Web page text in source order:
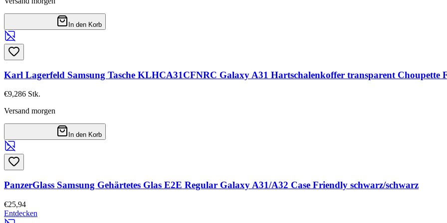
In den Korb
Karl Lagerfeld Samsung Tasche KLHCA31CFNRC Galaxy A31 Hartschalenkoffer transparent Choupette
€9,286 Stk.
Versand morgen
In den Korb
PanzerGlass Samsung Gehärtetes Glas E2E Regular Galaxy A31/A32 Case Friendly schwarz/schwarz
€25,94
Entdecken